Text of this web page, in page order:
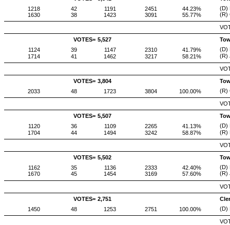
1218
42 1191 2451 44.23%
(D)
1630
38 1423 3091 55.77% (R)
VOTES= 5,527
1124
39 1147 2310 41.79%
(D)
1714
41 1462 3217 58.21% (R)
VOTES= 3,804
2033
48 1723 3804 100.00% (R)
VOTES= 5,507
1120
36 1109 2265 41.13%
(D)
1704
44 1494 3242 58.87% (R)
VOTES= 5,502
1162
35 1136 2333 42.40%
(D)
1670
45 1454 3169 57.60% (R)
VOTES= 2,751
1450
48 1253 2751 100.00% (D)